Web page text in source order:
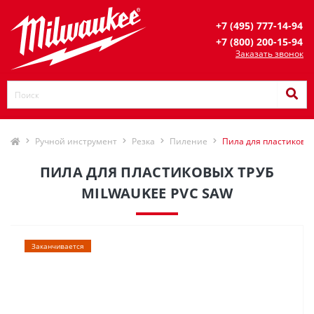
+7 (495) 777-14-94
+7 (800) 200-15-94
Заказать звонок
Ручной инструмент Резка Пиление Пила для
ПИЛА ДЛЯ ПЛАСТИКОВЫХ ТРУБ
MILWAUKEE PVC SAW
Заканчивается